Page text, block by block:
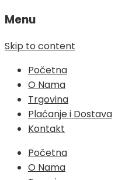
Menu
Skip to content
Početna
O Nama
Trgovina
Plaćanje i Dostava
Kontakt
Početna
O Nama